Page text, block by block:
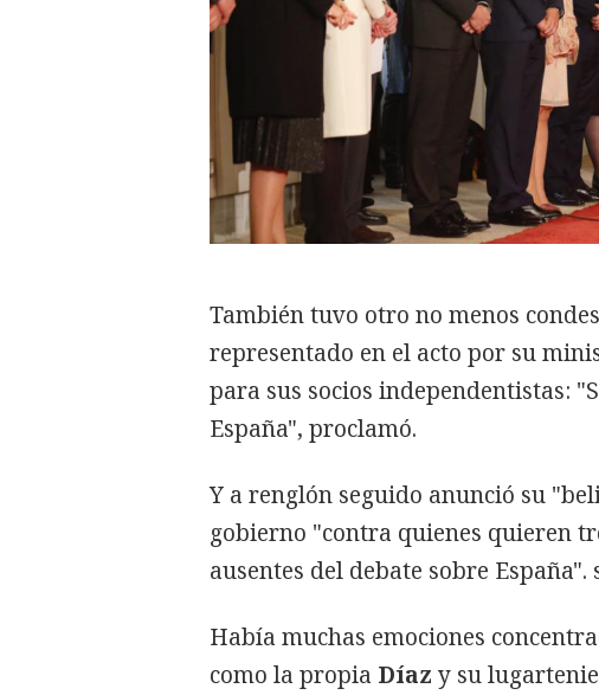
También tuvo otro no menos
representado en el acto por su
para sus socios independentistas:
España", proclamó.
Y a renglón seguido anunció su
gobierno "contra quienes quieren
ausentes del debate sobre España".
Había muchas emociones
como la propia Díaz y su